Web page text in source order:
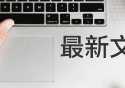
內
容
最新